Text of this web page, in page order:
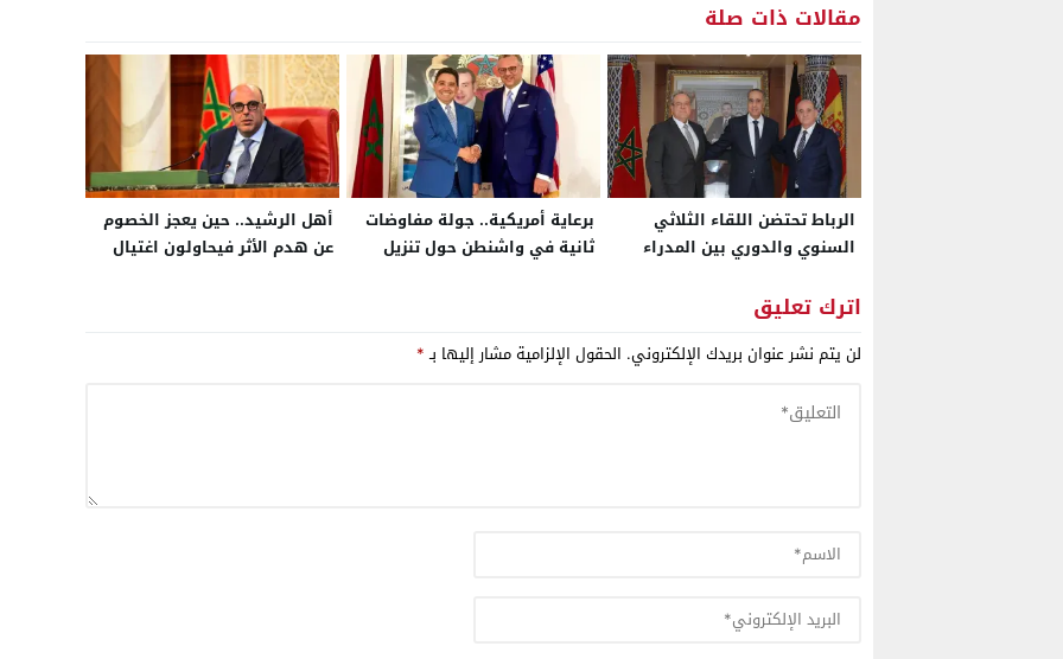
مقالات ذات صلة
الرباط تحتضن اللقاء الثلاثي
السنوي والدوري بين المدراء
وإسبانيا وألمانيا
برعاية أمريكية.. جولة مفاوضات
ثانية في واشنطن حول تنزيل
البوليساريو
أهل الرشيد.. حين يعجز الخصوم
عن هدم الأثر فيحاولون اغتيال
اترك تعليق
لن يتم نشر عنوان بريدك الإلكتروني. الحقول الإلزامية مشار إليها بـ*